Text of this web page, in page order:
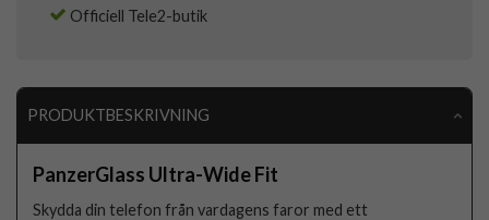
Officiell Tele2-butik
PRODUKTBESKRIVNING
PanzerGlass Ultra-Wide Fit
Skydda din telefon från vardagens faror med ett